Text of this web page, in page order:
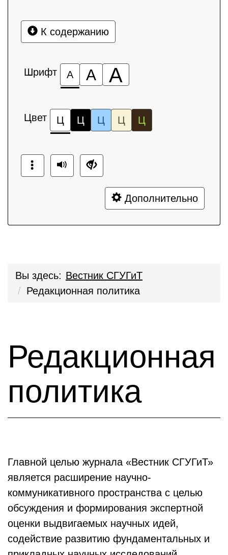
К содержанию
Шрифт А А А
Цвет Ц Ц Ц Ц Ц
Дополнительно
Вы здесь: Вестник СГУГиТ
Редакционная политика
Редакционная
политика
Главной целью журнала «Вестник СГУГиТ»
является расширение научно-
коммуникативного пространства с целью
обсуждения и формирования экспертной
оценки выдвигаемых научных идей,
содействие развитию фундаментальных и